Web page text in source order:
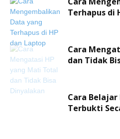
Terhapus di
Cara
dan Tidak
Cara
Terbukti